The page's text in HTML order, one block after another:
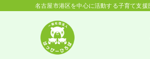
名古屋市港区を中心に活動する子育て支援